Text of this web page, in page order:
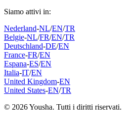
Siamo attivi in:
Nederland-NL/EN/TR
Belgie-NL/FR/EN/TR
Deutschland-DE/EN
France-FR/EN
Espana-ES/EN
Italia-IT/EN
United Kingdom-EN
United States-EN/TR
© 2026 Yousha. Tutti i diritti riservati.